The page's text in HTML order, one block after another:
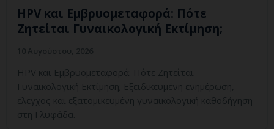
HPV και Εμβρυομεταφορά: Πότε
Ζητείται Γυναικολογική Εκτίμηση;
HPV και Εμβρυομεταφορά: Πότε Ζητείται
Γυναικολογική Εκτίμηση; Εξειδικευμένη ενημέρωση,
έλεγχος και εξατομικευμένη γυναικολογική καθοδήγηση
στη Γλυφάδα.